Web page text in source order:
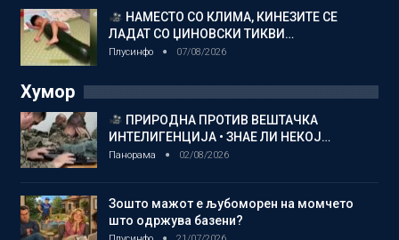
НАМЕСТО СО КЛИМА, КИНЕЗИТЕ СЕ
ЛАДАТ СО ЏИНОВСКИ ТИКВИ…
Плусинфо 07/08/2026
Хумор
ПРИРОДНА ПРОТИВ ВЕШТАЧКА
ИНТЕЛИГЕНЦИЈА • ЗНАЕ ЛИ НЕКОЈ…
Панорама 02/08/2026
Зошто мажот е љубоморен на момчето
што одржува базени?